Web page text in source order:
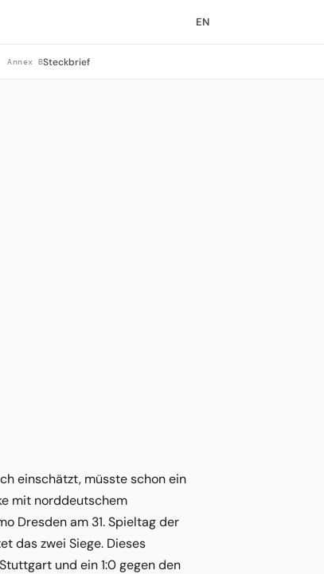
EN
Annex BSteckbrief
einschätzt, müsste schon ein
mit norddeutschem
Dresden am 31. Spieltag der
das zwei Siege. Dieses
und ein 1:0 gegen den